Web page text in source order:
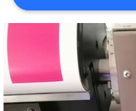
DEMANDEZ
UNE
CITATION